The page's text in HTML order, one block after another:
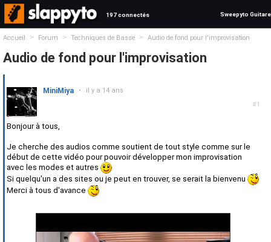
197 connectés Sweepyto Guitare
Accueil > Forum > Techniques de Basse > Audio de fond pour l'improvisation
Audio de fond pour l'improvisation
#1
MiniMiya • il y a 14 ans
Bonjour à tous,
Je cherche des audios comme soutient de tout style comme sur le
début de cette vidéo pour pouvoir développer mon improvisation
avec les modes et autres
Si quelqu'un a des sites ou je peut en trouver, se serait la bienvenu
Merci à tous d'avance